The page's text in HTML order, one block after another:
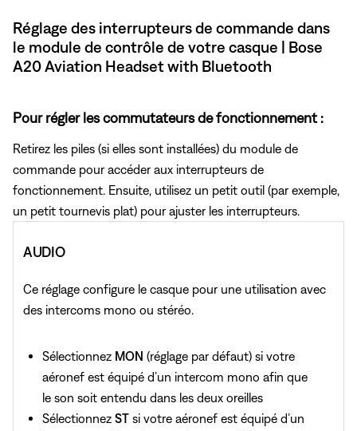
Réglage des interrupteurs de commande dans
le module de contrôle de votre casque | Bose
A20 Aviation Headset with Bluetooth
Pour régler les commutateurs de fonctionnement :
Retirez les piles (si elles sont installées) du module de
commande pour accéder aux interrupteurs de
fonctionnement. Ensuite, utilisez un petit outil (par exemple,
un petit tournevis plat) pour ajuster les interrupteurs.
AUDIO
Ce réglage configure le casque pour une utilisation avec
des intercoms mono ou stéréo.
Sélectionnez MON (réglage par défaut) si votre
aéronef est équipé d’un intercom mono afin que
le son soit entendu dans les deux oreilles
Sélectionnez ST si votre aéronef est équipé d’un